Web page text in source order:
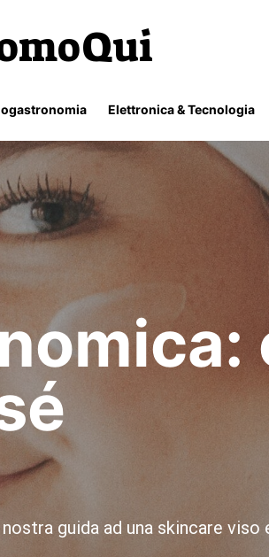
Elettronica & Tecnologia
guida ad una skincare viso